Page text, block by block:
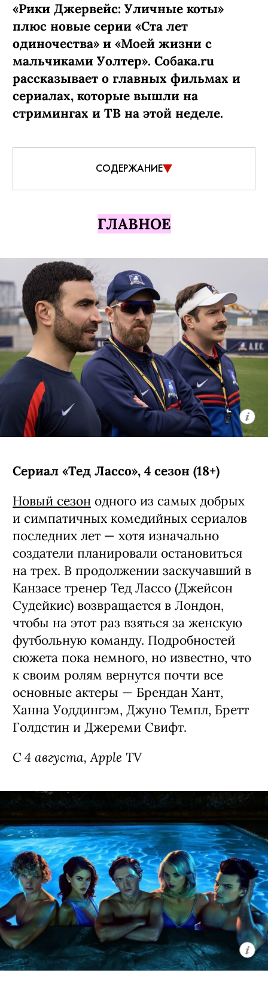
«Рики Джервейс: Уличные коты»
плюс новые серии «Ста лет
одиночества» и «Моей жизни с
мальчиками Уолтер». Собака.ru
рассказывает о главных фильмах и
сериалах, которые вышли на
стримингах и ТВ на этой неделе.
СОДЕРЖАНИЕ
ГЛАВНОЕ
Сериал «Тед Лассо», 4 сезон (18+)
Новый сезон одного из самых добрых
и симпатичных комедийных сериалов
последних лет — хотя изначально
создатели планировали остановиться
на трех. В продолжении заскучавший в
Канзасе тренер Тед Лассо (Джейсон
Судейкис) возвращается в Лондон,
чтобы на этот раз взяться за женскую
футбольную команду. Подробностей
сюжета пока немного, но известно, что
к своим ролям вернутся почти все
основные актеры — Брендан Хант,
Ханна Уоддингэм, Джуно Темпл, Бретт
Голдстин и Джереми Свифт.
С 4 августа, Apple TV